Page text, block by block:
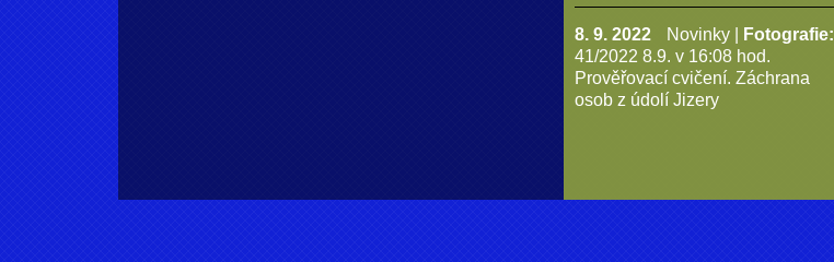
8. 9. 2022 Novinky
Fotografie:
41/2022 8.9. v 16:08 hod.
Prověřovací cvičení. Záchrana
osob z údolí Jizery